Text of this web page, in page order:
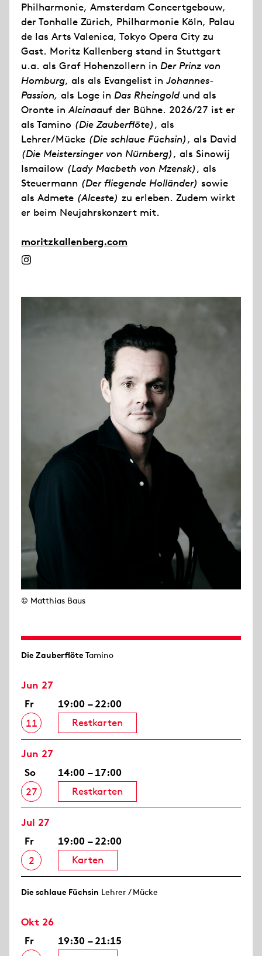
Philharmonie, Amsterdam Concertgebouw,
der Tonhalle Zürich, Philharmonie Köln, Palau
de las Arts Valenica, Tokyo Opera City zu
Gast. Moritz Kallenberg stand in Stuttgart
u.a. als Graf Hohenzollern in Der Prinz von
Homburg, als als Evangelist inJohannes-
Passion, als Loge in Das Rheingoldund als
Oronte inAlcinaauf der Bühne. 2026/27 ist er
als Tamino (Die Zauberflöte), als
Lehrer/Mücke (Die schlaue Füchsin), als David
(Die Meistersinger von Nürnberg), als Sinowij
Ismailow (Lady Macbeth von Mzensk), als
Steuermann (Der fliegende Holländer) sowie
als Admete (Alceste) zu erleben. Zudem wirkt
er beim Neujahrskonzert mit.
moritzkallenberg.com
© Matthias Baus
Die Zauberflöte Tamino
Jun 27
Fr
11
19:00 – 22:00
Restkarten
Jun 27
So
27
14:00 – 17:00
Restkarten
Jul 27
Fr
2
19:00 – 22:00
Karten
Die schlaue Füchsin Lehrer / Mücke
Okt 26
Fr
19:30 – 21:15